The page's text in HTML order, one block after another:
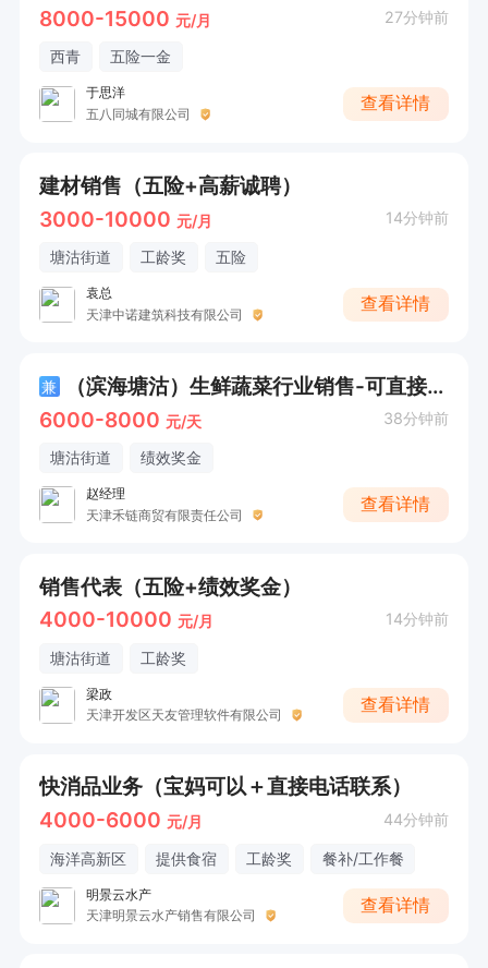
8000-15000 元/月 27分钟前
西青 五险一金
于思洋
五八同城有限公司
查看详情
建材销售（五险+高薪诚聘）
3000-10000 元/月 14分钟前
塘沽街道 工龄奖 五险
袁总
天津中诺建筑科技有限公司
查看详情
兼
（滨海塘沽）生鲜蔬菜行业销售-可直接电话
6000-8000 元/天 38分钟前
塘沽街道 绩效奖金
赵经理
天津禾链商贸有限责任公司
查看详情
销售代表（五险+绩效奖金）
4000-10000 元/月 14分钟前
塘沽街道 工龄奖
梁政
天津开发区天友管理软件有限公司
查看详情
快消品业务（宝妈可以＋直接电话联系）
4000-6000 元/月 44分钟前
海洋高新区 提供食宿 工龄奖 餐补/工作餐
明景云水产
天津明景云水产销售有限公司
查看详情